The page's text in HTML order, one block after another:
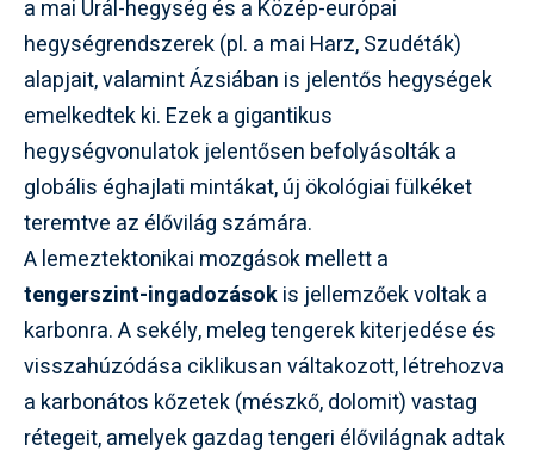
a mai Urál-hegység és a Közép-európai
hegységrendszerek (pl. a mai Harz, Szudéták)
alapjait, valamint Ázsiában is jelentős hegységek
emelkedtek ki. Ezek a gigantikus
hegységvonulatok jelentősen befolyásolták a
globális éghajlati mintákat, új ökológiai fülkéket
teremtve az élővilág számára.
A lemeztektonikai mozgások mellett a
tengerszint-ingadozásokis jellemzőek voltak a
karbonra. A sekély, meleg tengerek kiterjedése és
visszahúzódása ciklikusan váltakozott, létrehozva
a karbonátos kőzetek (mészkő, dolomit) vastag
rétegeit, amelyek gazdag tengeri élővilágnak adtak